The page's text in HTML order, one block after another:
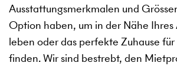
Ausstattungsmerkmalen und
Option haben, um in der Nähe Ihres
leben oder das perfekte Zuhause
finden. Wir sind bestrebt, den